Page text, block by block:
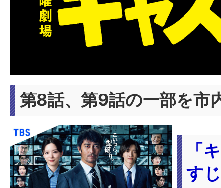
第8話、第9話の一部を市
「
す